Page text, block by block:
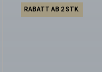
RABATT AB 2 STK.